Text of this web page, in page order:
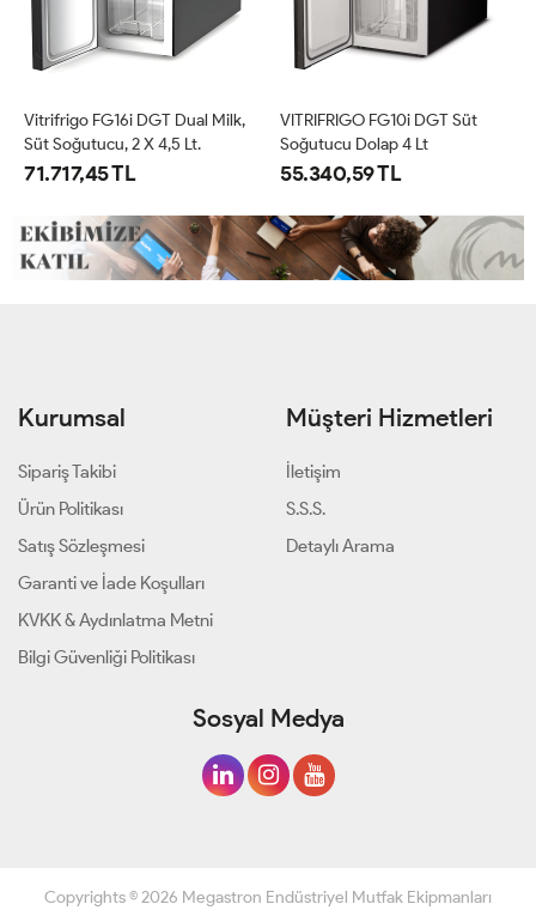
Vitrifrigo FG16i DGT Dual Milk,
Süt Soğutucu, 2 X 4,5 Lt.
71.717,45 TL
VITRIFRIGO FG10i DGT Süt
Soğutucu Dolap 4 Lt
55.340,59 TL
Kurumsal
Sipariş Takibi
Ürün Politikası
Satış Sözleşmesi
Garanti ve İade Koşulları
KVKK & Aydınlatma Metni
Bilgi Güvenliği Politikası
Müşteri Hizmetleri
İletişim
S.S.S.
Detaylı Arama
Sosyal Medya
Copyrights © 2026 Megastron Endüstriyel Mutfak Ekipmanları